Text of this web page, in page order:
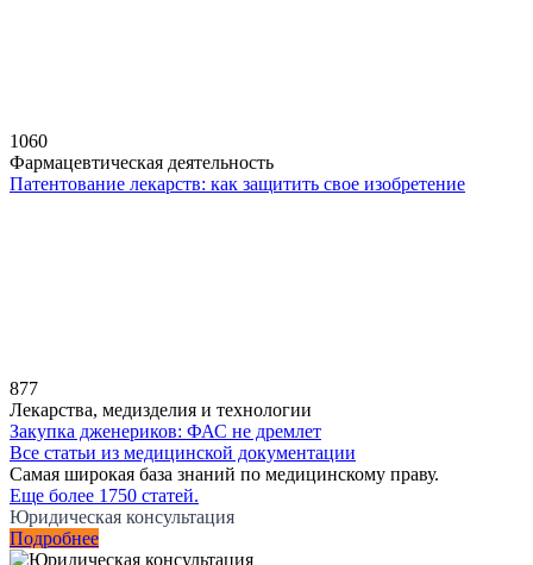
1060
Фармацевтическая деятельность
Патентование лекарств: как защитить свое изобретение
877
Лекарства, медизделия и технологии
Закупка дженериков: ФАС не дремлет
Все статьи из медицинской документации
Самая широкая база знаний по медицинскому праву.
Еще более 1750 статей.
Юридическая консультация
Подробнее